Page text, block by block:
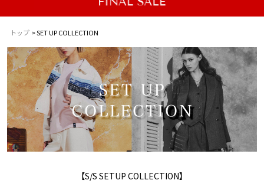
トップ SET UP COLLECTION
【S/S SETUP COLLECTION】